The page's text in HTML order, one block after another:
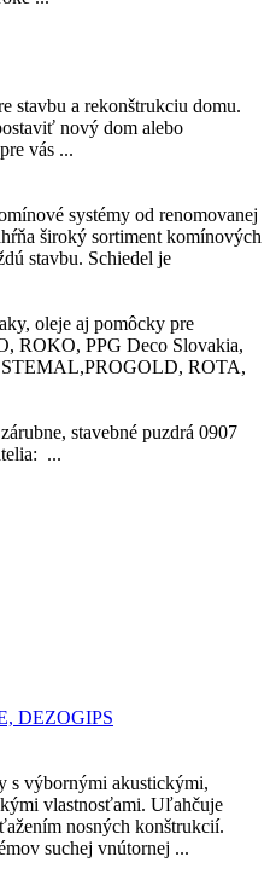
stavbu a rekonštrukciu domu.
nový dom alebo
vás ...
systémy od renomovanej
široký sortiment komínových
stavbu. Schiedel je
oleje aj pomôcky pre
ROKO, PPG Deco Slovakia,
ROTA,
stavebné puzdrá 0907
...
DEZOGIPS
s výbornými akustickými,
vlastnosťami. Uľahčuje
nosných konštrukcií.
suchej vnútornej ...